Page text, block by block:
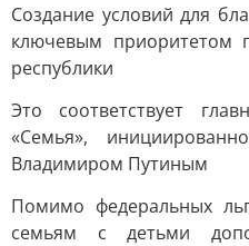
Создание условий для
ключевым приоритетом
республики
Это соответствует
«Семья»,
Владимиром Путиным
Помимо федеральных
семьям с детьми